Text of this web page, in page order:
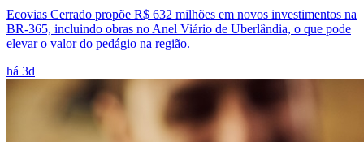
Ecovias Cerrado propõe R$ 632 milhões em novos investimentos na
BR-365, incluindo obras no Anel Viário de Uberlândia, o que pode
elevar o valor do pedágio na região.
há 3d